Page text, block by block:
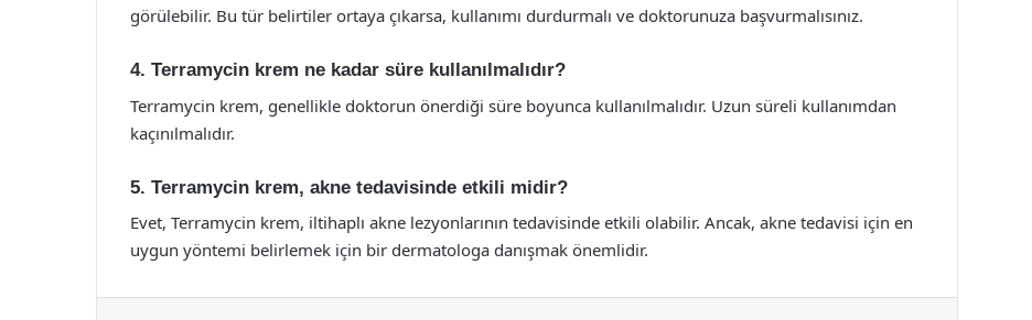
görülebilir. Bu tür belirtiler ortaya çıkarsa, kullanımı durdurmalı ve doktorunuza başvurmalısınız.
4. Terramycin krem ne kadar süre kullanılmalıdır?
Terramycin krem, genellikle doktorun önerdiği süre boyunca kullanılmalıdır. Uzun süreli kullanımdan
kaçınılmalıdır.
5. Terramycin krem, akne tedavisinde etkili midir?
Evet, Terramycin krem, iltihaplı akne lezyonlarının tedavisinde etkili olabilir. Ancak, akne tedavisi için en
uygun yöntemi belirlemek için bir dermatologa danışmak önemlidir.